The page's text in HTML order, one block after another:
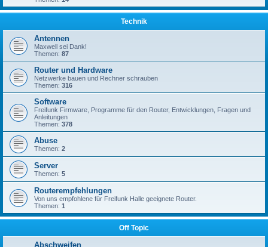
Technik
Antennen
Maxwell sei Dank!
Themen: 87
Router und Hardware
Netzwerke bauen und Rechner schrauben
Themen: 316
Software
Freifunk Firmware, Programme für den Router, Entwicklungen, Fragen und
Anleitungen
Themen: 378
Abuse
Themen: 2
Server
Themen: 5
Routerempfehlungen
Von uns empfohlene für Freifunk Halle geeignete Router.
Themen: 1
Off Topic
Abschweifen